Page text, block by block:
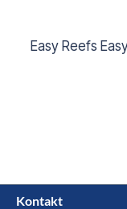
Easy Reefs
Kontakt